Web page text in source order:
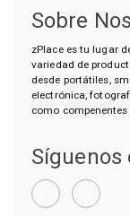
Sobre
zPlace es tu lugar
variedad de
desde portátiles,
electrónica,
como
Síguenos